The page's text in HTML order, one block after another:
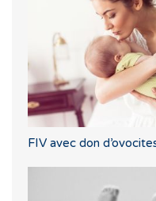
FIV avec don